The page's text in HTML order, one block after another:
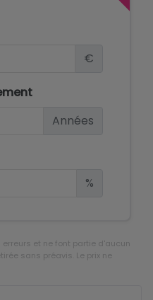
€
Années
%
et ne font partie d'aucun
sans préavis. Le prix ne